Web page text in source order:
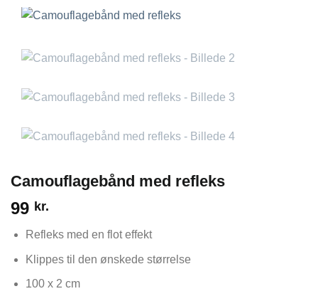
Camouflagebånd med refleks
99 kr.
Refleks med en flot effekt
Klippes til den ønskede størrelse
100 x 2 cm